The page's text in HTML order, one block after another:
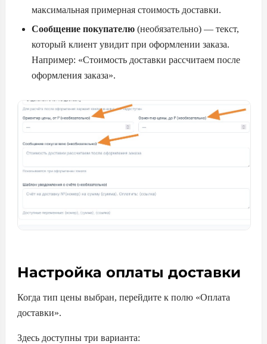
максимальная примерная стоимость доставки.
Сообщение покупателю (необязательно) — текст,
который клиент увидит при оформлении заказа.
Например: «Стоимость доставки рассчитаем после
оформления заказа».
Настройка оплаты доставки
Когда тип цены выбран, перейдите к полю «Оплата
доставки».
Здесь доступны три варианта: